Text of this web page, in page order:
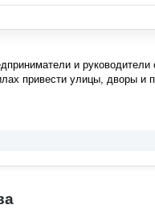
и руководители
привести улицы, дворы